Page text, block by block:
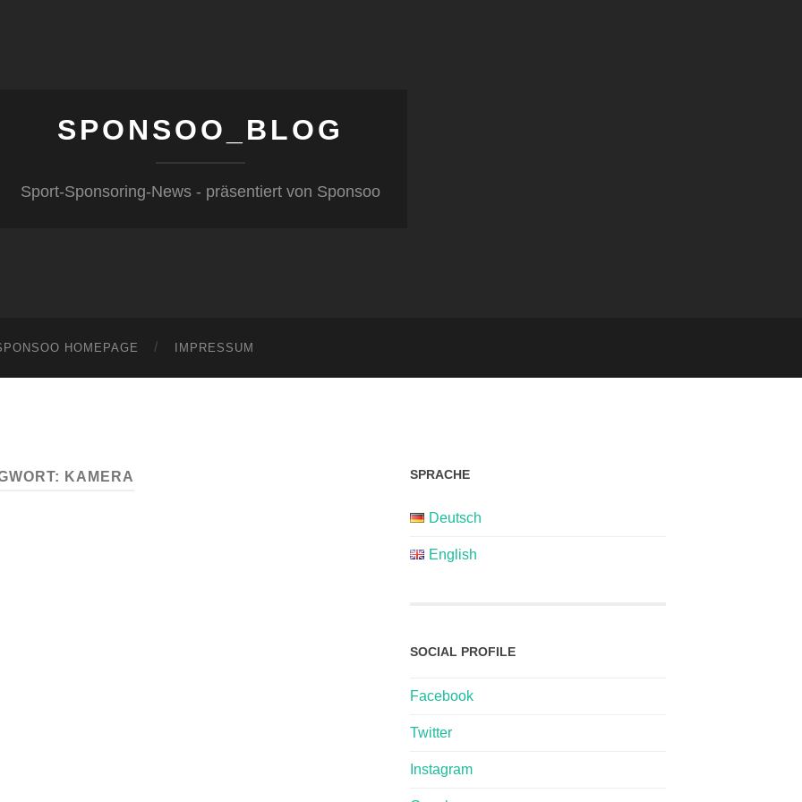
SPONSOO_BLOG
Sport-Sponsoring-News - präsentiert von Sponsoo
HOMEPAGE IMPRESSUM
KAMERA SPRACHE
Deutsch
English
SOCIAL PROFILE
Facebook
Twitter
Instagram